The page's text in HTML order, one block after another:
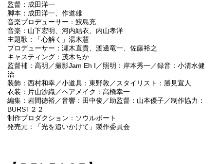
監督：成田洋一
脚本：成田洋一、作道雄
音楽プロデューサー：鮫島充
音楽：山下宏明、河内結衣、内山孝洋
主題歌：「心解く」湯木慧
プロデューサー：瀬木直貴、渡邊竜一、佐藤裕之
キャスティング：茂木ちか
監督補：高明／撮影Jam Eh I／照明：岸本秀一／録音：小清水健
治
装飾：西村和幸／小道具：東野敦／スタイリスト：勝見宣人
衣装：片山沙織／ヘアメイク：高橋幸一
編集：岩間徳裕／音響：田中俊／助監督：山本優子／制作協力：
BURST２２
制作プロダクション：ソウルボート
発売元：「光を追いかけて」製作委員会